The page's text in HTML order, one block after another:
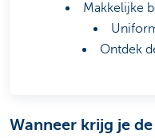
Makkelijke
Ontdek
Wanneer krijg je